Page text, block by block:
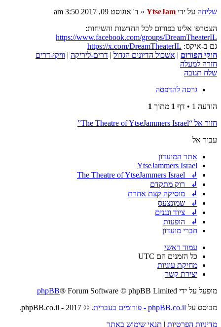
שליחה על ידי YtseJam
» ד' אוגוסט 09, 2017 3:50 am
הצטרפו אלינו בפורום לכל החדשות והשיחות:
https://www.facebook.com/groups/DreamTheaterIL
גם ב-איקס: https://x.com/DreamTheaterIL
חוקי הפורום | אשכול הדיונים הגדול | דרים-ליריקה | וויקי-דרים
חזרה למעלה
שלח תגובה
גרסה להדפסה
הודעה 1 • דף
1 מתוך 1
חזור אל “The Theatre of YtseJammers Israel”
עבור אל
אתר המועדון
YtseJammers Israel
↲ The Theatre of YtseJammers Israel
↲ רוק מתקדם
↲ מוסיקה קצת אחרת
↲ שמונצעס
↲ ציוד ונגנים
↲ הופעות
חברי מועדון
עמוד ראשי
כל הזמנים הם UTC
מחיקת עוגיות
יצירת קשר
מופעל על ידי
phpBB® Forum Software © phpBB Limited
מבוסס על phpBB.co.il - פורומים בעברית
. © 2017 - phpBB.co.il.
מדיניות הפרטיות | תנאי שימוש באתר